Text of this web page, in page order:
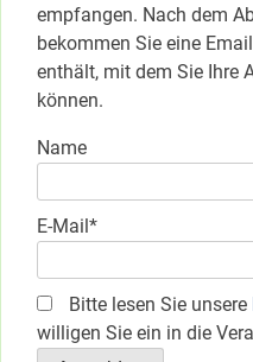
empfangen. Nach dem
bekommen Sie eine
enthält, mit dem Sie Ihre
können.
Name
E-Mail*
Bitte lesen Sie unsere
willigen Sie ein in die